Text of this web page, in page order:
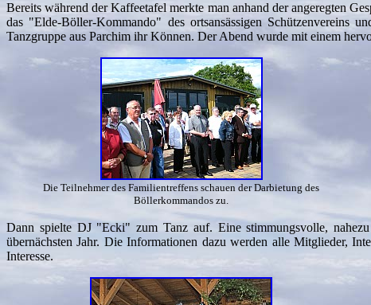
Bereits während der Kaffeetafel merkte man anhand der angeregten
das "Elde-Böller-Kommando" des ortsansässigen Schützenvereins
Tanzgruppe aus Parchim ihr Können. Der Abend wurde mit einem
Die Teilnehmer des Familientreffens schauen der Darbietung des
Böllerkommandos zu.
Dann spielte DJ "Ecki" zum Tanz auf. Eine stimmungsvolle,
übernächsten Jahr. Die Informationen dazu werden alle Mitglieder,
Interesse.